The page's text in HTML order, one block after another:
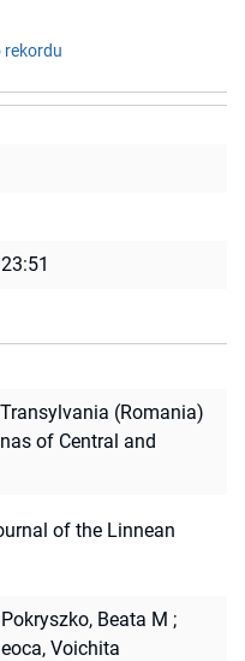
rekordu
(Romania)
of Central and
of the Linnean
Pokryszko, Beata M ;
Voichita